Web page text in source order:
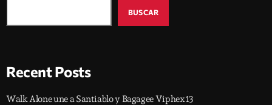
BUSCAR
Recent Posts
Walk Alone une a Santiablo y Bagagee Viphex13